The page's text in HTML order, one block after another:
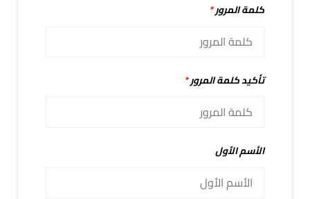
كلمة المرور*
تأكيد كلمة المرور*
الأسم الأول